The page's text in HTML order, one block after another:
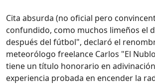
Cita absurda (no oficial pero
confundido, como muchos limeños el
después del fútbol", declaró el
meteorólogo freelance Carlos "El
tiene un título honorario en
experiencia probada en encender la